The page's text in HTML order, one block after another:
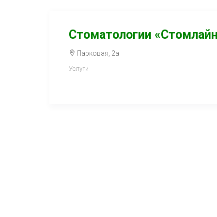
Стоматологии
Парковая, 2а
Услуги